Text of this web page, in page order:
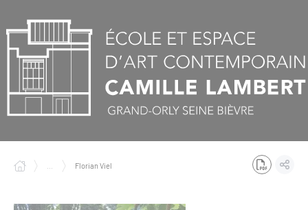
Florian Viel